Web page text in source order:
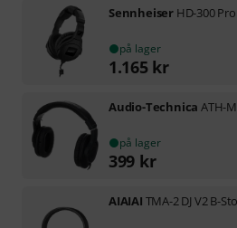
Sennheiser HD-300
på lager
1.165 kr
Audio-Technica ATH-
på lager
399 kr
AIAIAI TMA-2 DJ V2 B-